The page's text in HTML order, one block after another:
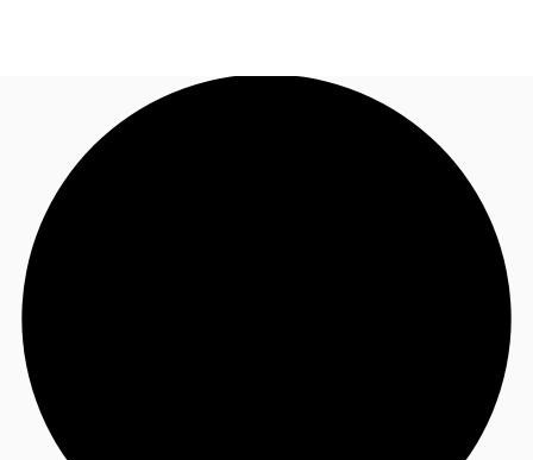
Nuestros servicios
Noticias e Investigaciones
Llama ahora